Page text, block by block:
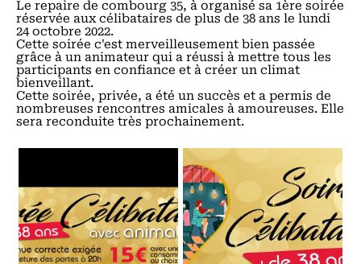
Le repaire de combourg 35, à organisé sa 1ère soirée
réservée aux célibataires de plus de 38 ans le lundi
24 octobre 2022.
Cette soirée c'est merveilleusement bien passée
grâce à un animateur qui a réussi à mettre tous les
participants en confiance et à créer un climat
bienveillant.
Cette soirée, privée, a été un succès et a permis de
nombreuses rencontres amicales à amoureuses. Elle
sera reconduite très prochainement.